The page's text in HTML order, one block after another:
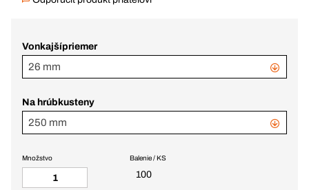
Vonkajšípriemer
26 mm
Na hrúbkusteny
250 mm
Balenie / KS
100
Množstvo